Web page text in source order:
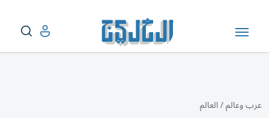
عرب وعالم/العالم